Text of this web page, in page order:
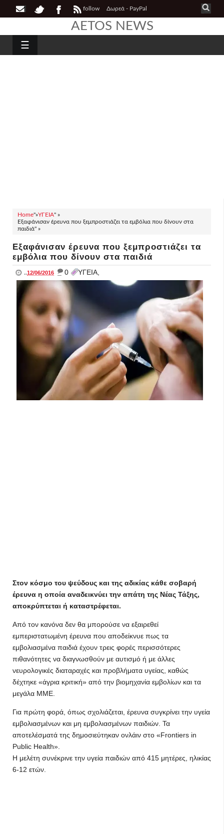
follow Δωρεά - PayPal
AETOS NEWS
☰
Home"»ΥΓΕΙΑ" »
Εξαφάνισαν έρευνα που ξεμπροστιάζει τα εμβόλια που δίνουν στα
παιδιά" »
Εξαφάνισαν έρευνα που ξεμπροστιάζει τα
εμβόλια που δίνουν στα παιδιά
..12/06/2016 _ 0 ΥΓΕΙΑ,
Στον κόσμο του ψεύδους και της αδικίας κάθε σοβαρή
έρευνα η οποία αναδεικνύει την απάτη της Νέας Τάξης,
αποκρύπτεται ή καταστρέφεται.
Από τον κανόνα δεν θα μπορούσε να εξαιρεθεί
εμπεριστατωμένη έρευνα που αποδείκνυε πως τα
εμβολιασμένα παιδιά έχουν τρεις φορές περισσότερες
πιθανότητες να διαγνωσθούν με αυτισμό ή με άλλες
νευρολογικές διαταραχές και προβλήματα υγείας, καθώς
δέχτηκε «άγρια κριτική» από την βιομηχανία εμβολίων και τα
μεγάλα ΜΜΕ.
Για πρώτη φορά, όπως σχολιάζεται, έρευνα συγκρίνει την υγεία
εμβολιασμένων και μη εμβολιασμένων παιδιών. Τα
αποτελέσματά της δημοσιεύτηκαν ονλάιν στο «Frontiers in
Public Health».
Η μελέτη συνέκρινε την υγεία παιδιών από 415 μητέρες, ηλικίας
6-12 ετών.